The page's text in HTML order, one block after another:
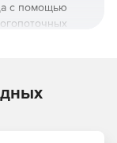
с помощью
в отрасли